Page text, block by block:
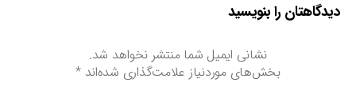
دیدگاهتان را بنویسید
نشانی ایمیل شما منتشر نخواهد شد.
بخش‌های موردنیاز علامت‌گذاری شده‌اند*